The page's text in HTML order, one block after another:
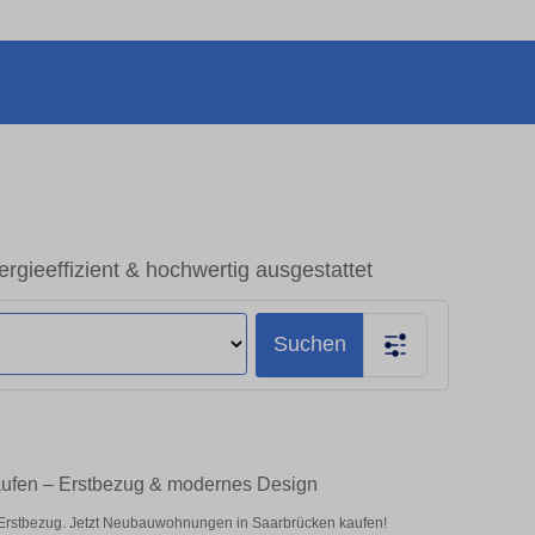
& hochwertig ausgestattet
Suchen
– Erstbezug & modernes Design
Jetzt Neubauwohnungen in Saarbrücken kaufen!